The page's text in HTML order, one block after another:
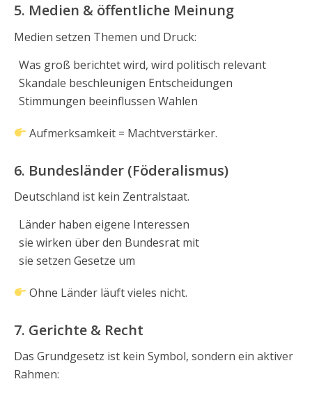
5. Medien & öffentliche Meinung
Medien setzen Themen und Druck:
Was groß berichtet wird, wird politisch relevant
Skandale beschleunigen Entscheidungen
Stimmungen beeinflussen Wahlen
Aufmerksamkeit = Machtverstärker.
6. Bundesländer (Föderalismus)
Deutschland ist kein Zentralstaat.
Länder haben eigene Interessen
sie wirken über den Bundesrat mit
sie setzen Gesetze um
Ohne Länder läuft vieles nicht.
7. Gerichte & Recht
Das Grundgesetz ist kein Symbol, sondern ein aktiver
Rahmen: